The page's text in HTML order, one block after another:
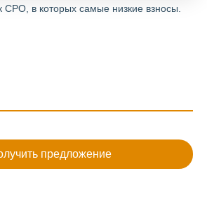
СРО, в которых самые низкие взносы